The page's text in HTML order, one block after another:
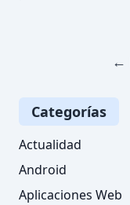
←
Categorías
Actualidad
Android
Aplicaciones Web